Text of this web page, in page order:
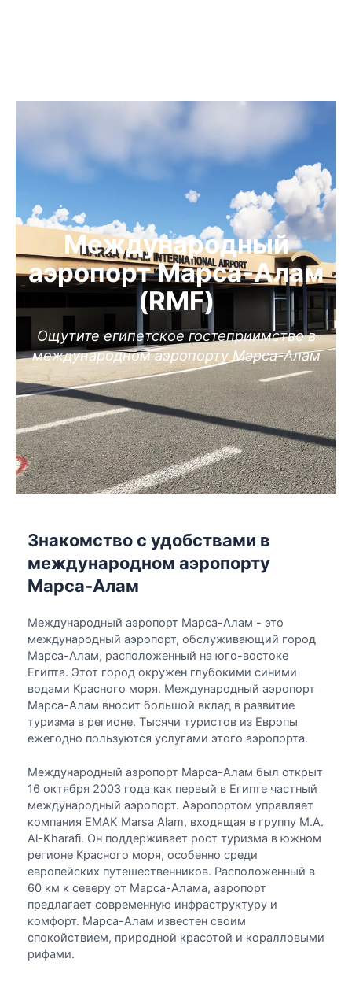
Международный
аэропорт Марса-Алам
(RMF)
Ощутите египетское гостеприимство в
международном аэропорту Марса-Алам
Знакомство с удобствами в
международном аэропорту
Марса-Алам
Международный аэропорт Марса-Алам - это
международный аэропорт, обслуживающий город
Марса-Алам, расположенный на юго-востоке
Египта. Этот город окружен глубокими синими
водами Красного моря. Международный аэропорт
Марса-Алам вносит большой вклад в развитие
туризма в регионе. Тысячи туристов из Европы
ежегодно пользуются услугами этого аэропорта.
Международный аэропорт Марса-Алам был открыт
16 октября 2003 года как первый в Египте частный
международный аэропорт. Аэропортом управляет
компания EMAK Marsa Alam, входящая в группу M.A.
Al-Kharafi. Он поддерживает рост туризма в южном
регионе Красного моря, особенно среди
европейских путешественников. Расположенный в
60 км к северу от Марса-Алама, аэропорт
предлагает современную инфраструктуру и
комфорт. Марса-Алам известен своим
спокойствием, природной красотой и коралловыми
рифами.